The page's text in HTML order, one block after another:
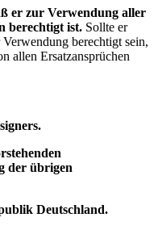
er zur Verwendung aller
berechtigt ist. Sollte er
berechtigt sein,
allen Ersatzansprüchen
der übrigen
Deutschland.